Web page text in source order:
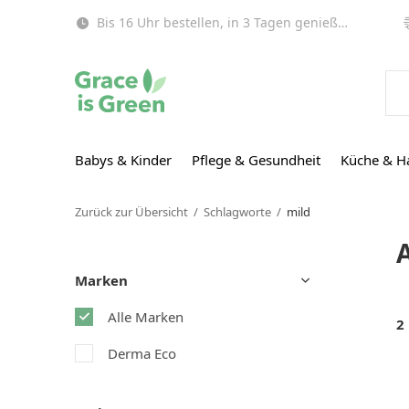
Babys & Kinder Pflege & Gesundheit Küche &
Bis 16 Uhr bestellen, in 3 Tagen genießen (EU)!
Zurück zur Übersicht Schlagworte mild
2
Marken
Alle Marken
Derma Eco